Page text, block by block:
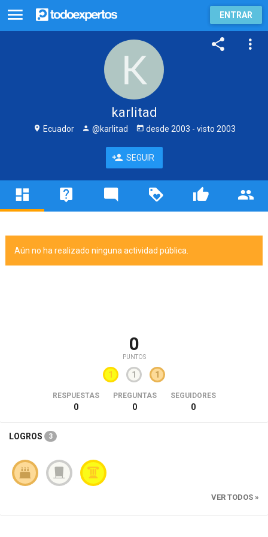
ENTRAR
karlitad
Ecuador @karlitad desde 2003 - visto 2003
SEGUIR
Aún no ha realizado ninguna actividad pública.
0
PUNTOS
1 1 1
RESPUESTAS
0
PREGUNTAS
0
SEGUIDORES
0
LOGROS 3
VER TODOS »